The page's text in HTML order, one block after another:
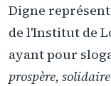
Digne
de l'Institut de
ayant pour
prospère,